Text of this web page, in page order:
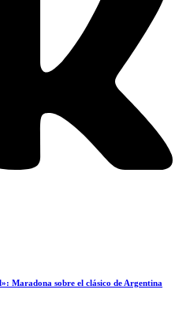
Maradona sobre el clásico de Argentina